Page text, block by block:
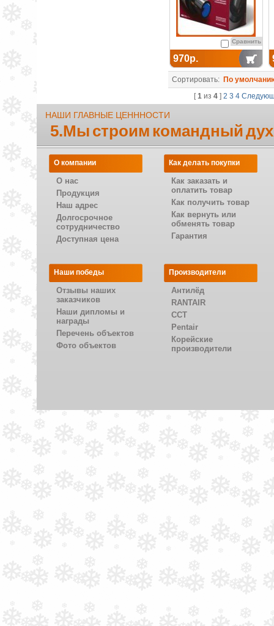
Сравнить
970р.
Сортировать: По
[1из 4] 2 3 4
НАШИ ГЛАВНЫЕ ЦЕНННОСТИ
5.Мы строим командный
О компании
О нас
Продукция
Наш адрес
Долгосрочное
сотрудничество
Доступная цена
Как делать покупки
Как заказать и
оплатить товар
Как получить товар
Как вернуть или
обменять товар
Гарантия
Наши победы
Отзывы наших
заказчиков
Наши дипломы и
награды
Перечень объектов
Фото объектов
Производители
Антилёд
RANTAIR
CCT
Pentair
Корейские
производители